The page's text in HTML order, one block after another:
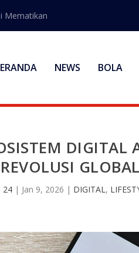
Mematikan
NEWS BOLA
REVOLUSI GLOBAL
24| Jan 9, 2026 | DIGITAL,